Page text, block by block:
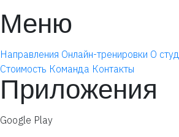
Меню
Направления Онлайн-тренировки О
Стоимость Команда Контакты
Приложения
Google Play